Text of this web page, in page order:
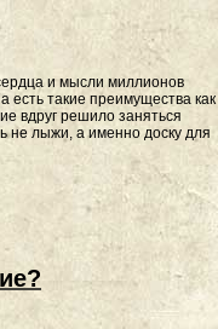
и мысли миллионов
такие преимущества как
вдруг решило заняться
не лыжи, а именно доску для